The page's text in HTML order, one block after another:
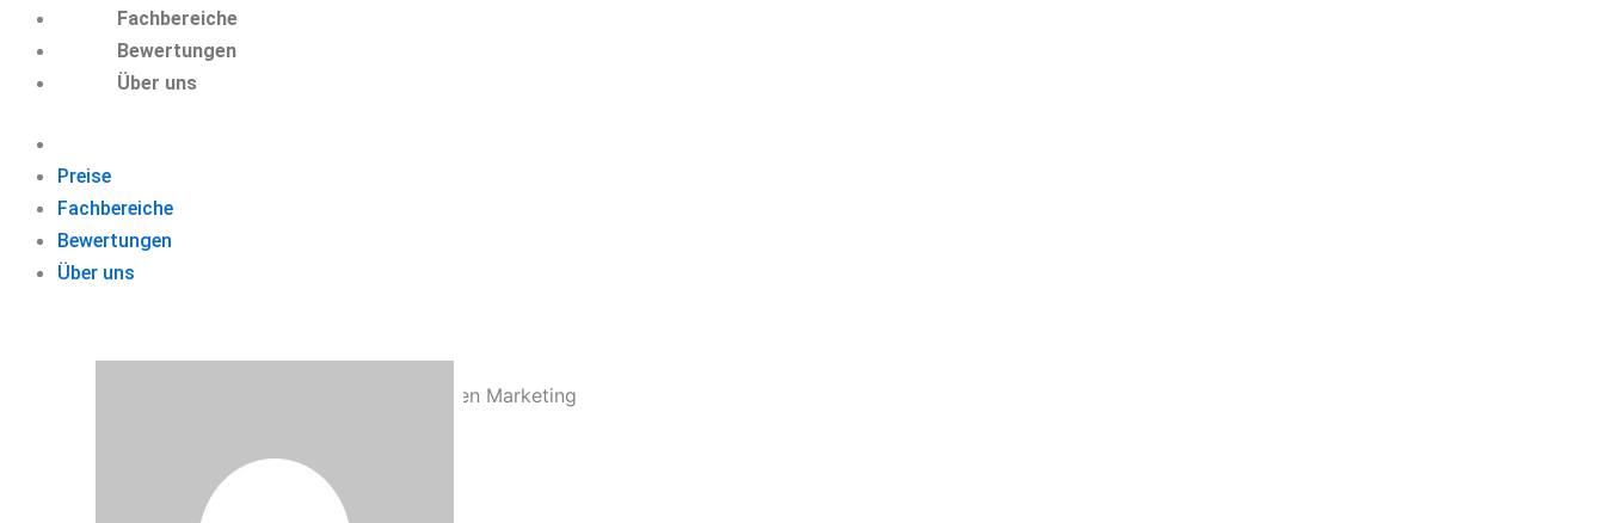
Fachbereiche
Bewertungen
Über uns
Preise
Fachbereiche
Bewertungen
Über uns